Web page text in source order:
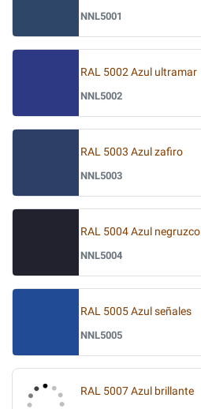
NNL5001
RAL 5002 Azul ultramar
NNL5002
RAL 5003 Azul zafiro
NNL5003
RAL 5004 Azul negruzco
NNL5004
RAL 5005 Azul señales
NNL5005
RAL 5007 Azul brillante